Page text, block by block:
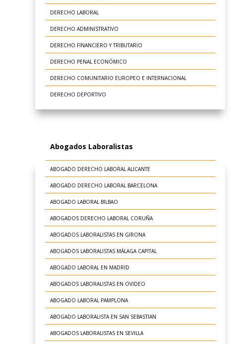
DERECHO LABORAL
DERECHO ADMINISTRATIVO
DERECHO FINANCIERO Y TRIBUTARIO
DERECHO PENAL ECONÓMICO
DERECHO COMUNITARIO EUROPEO E INTERNACIONAL
DERECHO DEPORTIVO
Abogados Laboralistas
ABOGADO DERECHO LABORAL ALICANTE
ABOGADO DERECHO LABORAL BARCELONA
ABOGADO LABORAL BILBAO
ABOGADOS DERECHO LABORAL CORUÑA
ABOGADOS LABORALISTAS EN GIRONA
ABOGADOS LABORALISTAS MÁLAGA CAPITAL
ABOGADO LABORAL EN MADRID
ABOGADOS LABORALISTAS EN OVIDEO
ABOGADO LABORAL PAMPLONA
ABOGADO LABORALISTA EN SAN SEBASTIAN
ABOGADOS LABORALISTAS EN SEVILLA